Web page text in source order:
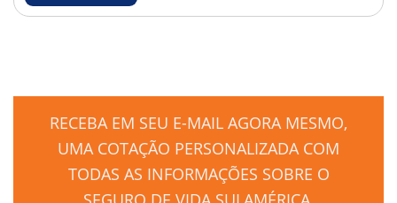
RECEBA EM SEU E-MAIL AGORA MESMO,
UMA COTAÇÃO PERSONALIZADA COM
TODAS AS INFORMAÇÕES SOBRE O